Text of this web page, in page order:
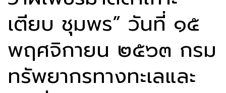
เตียบ ชุมพร” วันที่ ๑๕
พฤศจิกายน ๒๕๖๓ กรม
ทรัพยากรทางทะเลและ